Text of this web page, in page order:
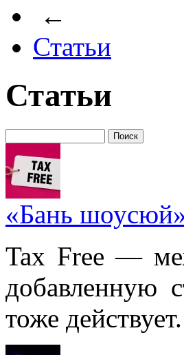
←
Статьи
Статьи
«Бань
Tax Free —
добавленную
тоже действует.